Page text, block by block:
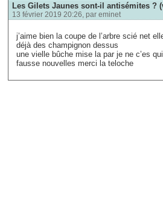
Les Gilets Jaunes sont-il antisémites ?
13 février 2019 20:26, par eminet
j’aime bien la coupe de l’arbre scié net
déjà des champignon dessus
une vielle bûche mise la par je ne c’es qui
fausse nouvelles merci la teloche